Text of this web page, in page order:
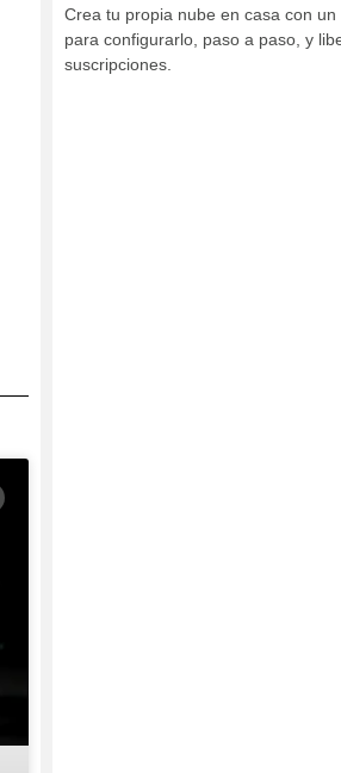
Crea tu propia nube en casa con
para configurarlo, paso a paso, y
suscripciones.